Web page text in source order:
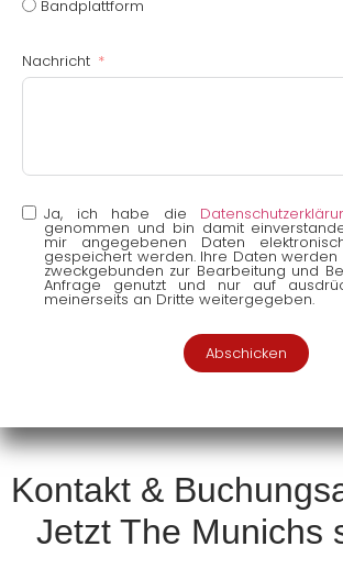
Bandplattform
Nachricht
Ja, ich habe die
genommen und bin damit
mir angegebenen Daten
gespeichert werden. Ihre Daten
zweckgebunden zur Bearbeitung und
Anfrage genutzt und nur auf
meinerseits an Dritte weitergegeben.
Abschicken
Kontakt &
Jetzt The Munichs